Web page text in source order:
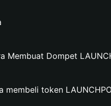
Membuat Dompet
membeli token